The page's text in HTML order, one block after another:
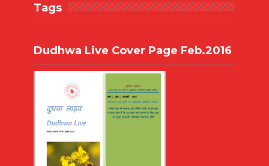
Tags
Dudhwa Live Cover Page Feb.2016